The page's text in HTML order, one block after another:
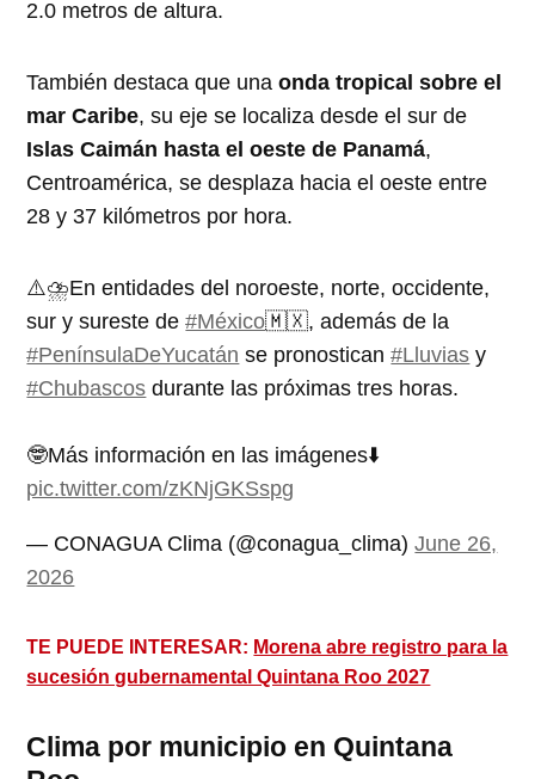
2.0 metros de altura.
También destaca que unaonda tropical sobre el
mar Caribe, su eje se localiza desde el sur de
Islas Caimán hasta el oeste de Panamá,
Centroamérica, se desplaza hacia el oeste entre
28 y 37 kilómetros por hora.
⚠️⛈️En entidades del noroeste, norte, occidente,
sur y sureste de#México🇲🇽, además de la
#PenínsulaDeYucatán se pronostican#Lluvias y
#Chubascos durante las próximas tres horas.
🤓Más información en las imágenes⬇️
pic.twitter.com/zKNjGKSspg
— CONAGUA Clima (@conagua_clima)June 26,
2026
TE PUEDE INTERESAR: Morena abre registro para la
sucesión gubernamental Quintana Roo 2027
Clima por municipio en Quintana